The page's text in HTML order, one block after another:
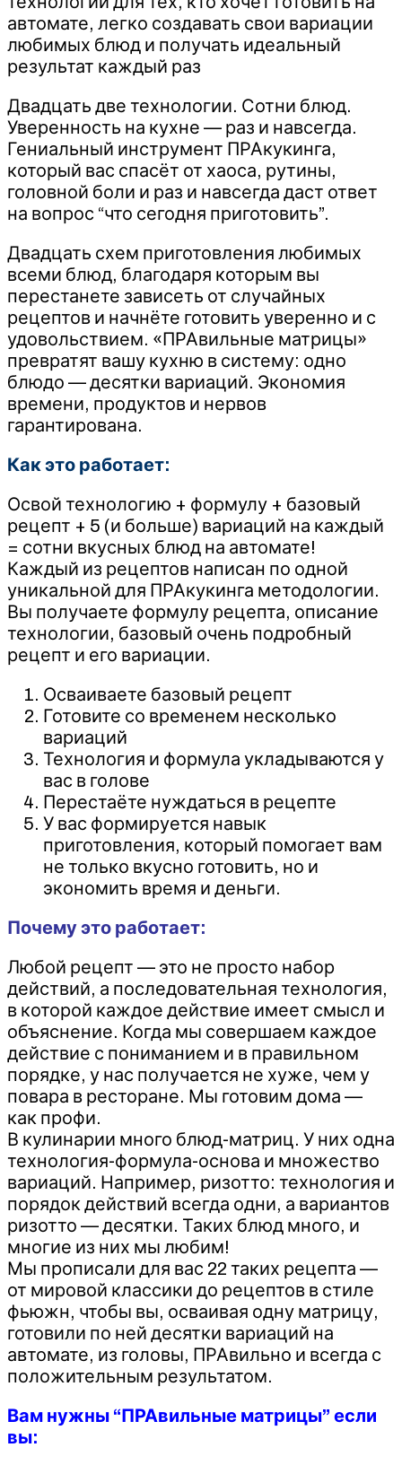
автомате, легко создавать свои вариации
любимых блюд и получать идеальный
результат каждый раз
Двадцать две технологии. Сотни блюд.
Уверенность на кухне — раз и навсегда.
Гениальный инструмент ПРАкукинга,
который вас спасёт от хаоса, рутины,
головной боли и раз и навсегда даст ответ
на вопрос “что сегодня приготовить”.
Двадцать схем приготовления любимых
всеми блюд, благодаря которым вы
перестанете зависеть от случайных
рецептов и начнёте готовить уверенно и с
удовольствием. «ПРАвильные матрицы»
превратят вашу кухню в систему: одно
блюдо — десятки вариаций. Экономия
времени, продуктов и нервов
гарантирована.
Как это работает:
Освой технологию + формулу + базовый
рецепт + 5 (и больше) вариаций на каждый
= сотни вкусных блюд на автомате!
Каждый из рецептов написан по одной
уникальной для ПРАкукинга методологии.
Вы получаете формулу рецепта, описание
технологии, базовый очень подробный
рецепт и его вариации.
Осваиваете базовый рецепт
Готовите со временем несколько
вариаций
Технология и формула укладываются у
вас в голове
Перестаёте нуждаться в рецепте
У вас формируется навык
приготовления, который помогает вам
не только вкусно готовить, но и
экономить время и деньги.
Почему это работает:
Любой рецепт — это не просто набор
действий, а последовательная технология,
в которой каждое действие имеет смысл и
объяснение. Когда мы совершаем каждое
действие с пониманием и в правильном
порядке, у нас получается не хуже, чем у
повара в ресторане. Мы готовим дома —
как профи.
В кулинарии много блюд-матриц. У них одна
технология-формула-основа и множество
вариаций. Например, ризотто: технология и
порядок действий всегда одни, а вариантов
ризотто — десятки. Таких блюд много, и
многие из них мы любим!
Мы прописали для вас 22 таких рецепта —
от мировой классики до рецептов в стиле
фьюжн, чтобы вы, осваивая одну матрицу,
готовили по ней десятки вариаций на
автомате, из головы, ПРАвильно и всегда с
положительным результатом.
Вам нужны “ПРАвильные матрицы” если
вы: